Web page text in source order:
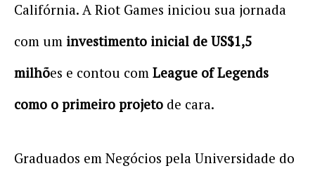
Califórnia. A Riot Games iniciou sua jornada
com um investimento inicial de US$1,5
milhões e contou com League of Legends
como o primeiro projeto de cara.
Graduados em Negócios pela Universidade do